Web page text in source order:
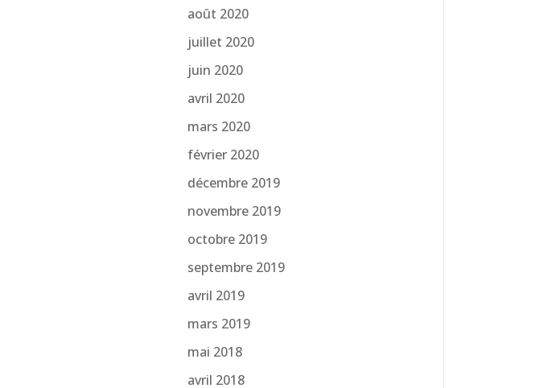
août 2020
juillet 2020
juin 2020
avril 2020
mars 2020
février 2020
décembre 2019
novembre 2019
octobre 2019
septembre 2019
avril 2019
mars 2019
mai 2018
avril 2018